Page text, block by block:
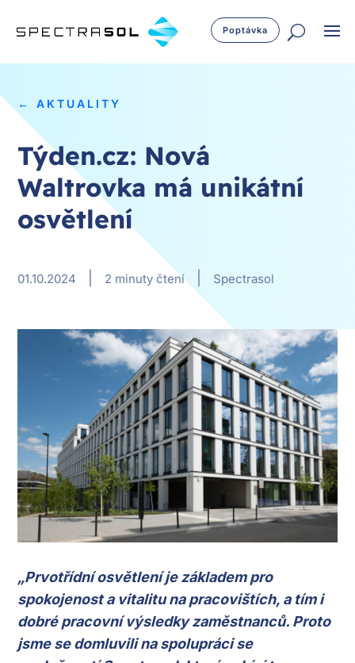
Poptávka
← AKTUALITY
Týden.cz: Nová
Waltrovka má unikátní
osvětlení
01.10.2024 2 minuty čtení Spectrasol
„Prvotřídní osvětlení je základem pro
spokojenost a vitalitu na pracovištích, a tím i
dobré pracovní výsledky zaměstnanců. Proto
jsme se domluvili na spolupráci se